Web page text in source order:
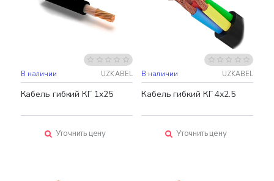
В наличии UZKABEL
Кабель гибкий КГ 1х25
Уточнить цену
В наличии UZKABEL
Кабель гибкий КГ 4х2.5
Уточнить цену